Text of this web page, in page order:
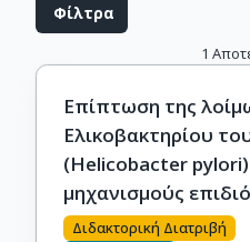
Φίλτρα
1
Επίπτωση της
Ελικοβακτηρίου
(Helicobacter
μηχανισμούς
Διδακτορική Διατριβή